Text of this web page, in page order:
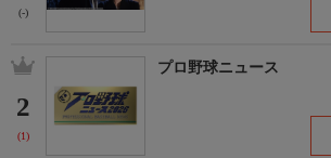
(-)
2
(1)
プロ野球ニュース